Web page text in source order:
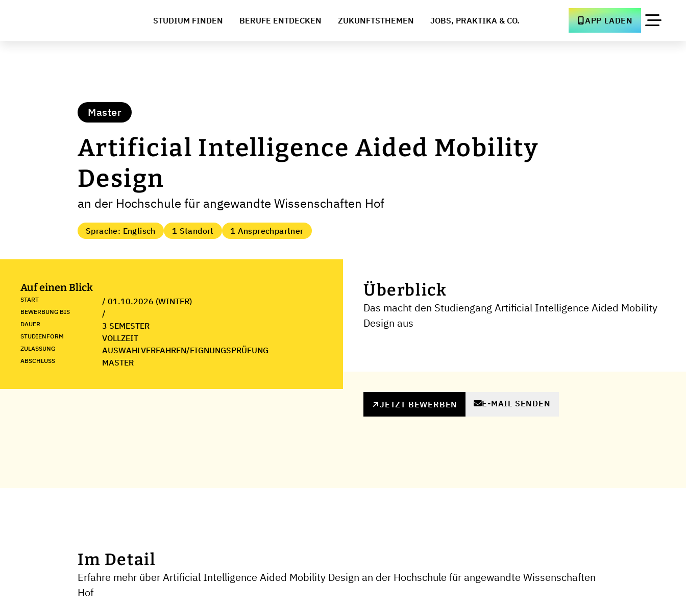
STUDIUM FINDEN BERUFE ENTDECKEN ZUKUNFTSTHEMEN JOBS, PRAKTIKA & CO. APP LADEN
Master
Artificial Intelligence Aided Mobility
Design
an der Hochschule für angewandte Wissenschaften Hof
Sprache: Englisch 1 Standort 1 Ansprechpartner
Auf einen Blick
START / 01.10.2026 (WINTER)
BEWERBUNG BIS /
DAUER 3 SEMESTER
STUDIENFORM VOLLZEIT
ZULASSUNG AUSWAHLVERFAHREN/EIGNUNGSPRÜFUNG
ABSCHLUSS MASTER
Überblick
Das macht den Studiengang Artificial Intelligence Aided Mobility
Design aus
JETZT BEWERBEN E-MAIL SENDEN
Im Detail
Erfahre mehr über Artificial Intelligence Aided Mobility Design an der Hochschule für angewandte Wissenschaften
Hof